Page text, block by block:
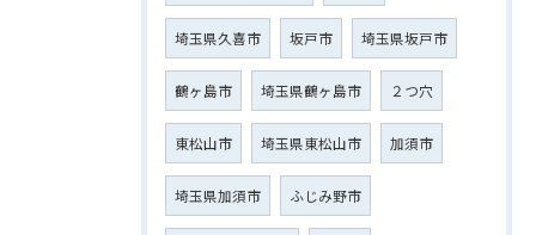
埼玉県久喜市 坂戸市 埼玉県坂戸市
鶴ヶ島市 埼玉県鶴ヶ島市 ２つ穴
東松山市 埼玉県東松山市 加須市
埼玉県加須市 ふじみ野市